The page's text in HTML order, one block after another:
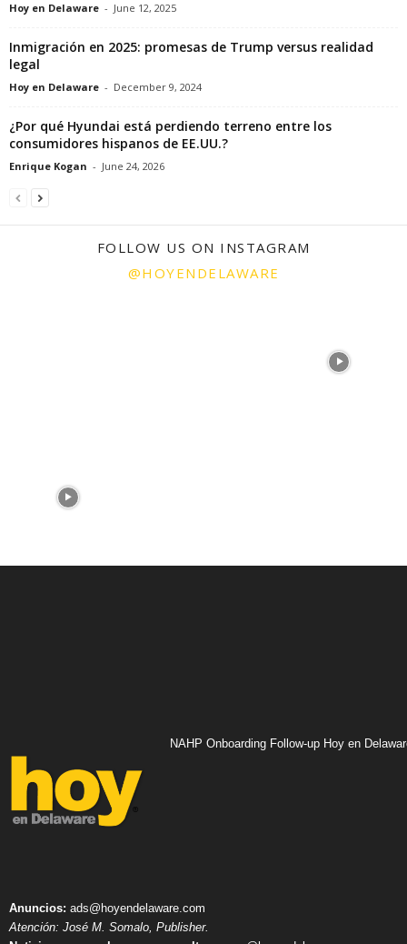
Hoy en Delaware - June 12, 2025
Inmigración en 2025: promesas de Trump versus realidad
legal
Hoy en Delaware - December 9, 2024
¿Por qué Hyundai está perdiendo terreno entre los
consumidores hispanos de EE.UU.?
Enrique Kogan - June 24, 2026
FOLLOW US ON INSTAGRAM
@HOYENDELAWARE
NAHP Onboarding Follow-up Hoy en
Anuncios: ads@hoyendelaware.com
Atención: José M. Somalo, Publisher.